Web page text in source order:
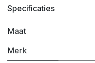
Specificaties
Maat
Merk